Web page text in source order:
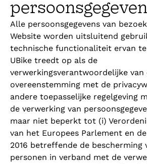
Alle persoonsgegevens van
Website worden uitsluitend
technische functionaliteit ervan
UBike treedt op als de
verwerkingsverantwoordelijke van
overeenstemming met de
andere toepasselijke regelgeving
de verwerking van
maar niet beperkt tot (i)
van het Europees Parlement en
2016 betreffende de bescherming
personen in verband met de